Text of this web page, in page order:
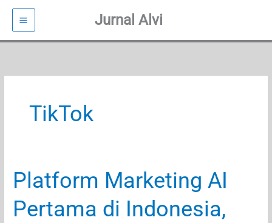
Lewati
Jurnal Alvi
TikTok
Platform Marketing AI
Pertama di Indonesia,